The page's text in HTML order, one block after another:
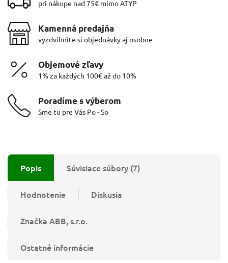
pri nákupe nad 75€ mimo ATYP
Kamenná predajňa
vyzdvihnite si objednávky aj osobne
Objemové zľavy
1% za každých 100€ až do 10%
Poradíme s výberom
Sme tu pre Vás Po - So
Popis Súvisiace súbory (7)
Hodnotenie Diskusia
Značka ABB, s.r.o.
Ostatné informácie